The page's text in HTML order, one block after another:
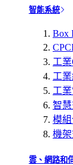
智能系統
Box
工
工
工
智
模
機
雲、網路和